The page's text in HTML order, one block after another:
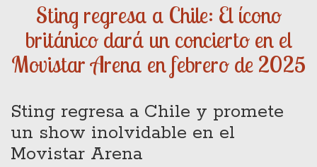
Sting regresa a Chile: El ícono
británico dará un concierto en el
Movistar Arena en febrero de 2025
Sting regresa a Chile y promete
un show inolvidable en el
Movistar Arena